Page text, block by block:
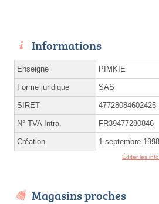
Informations
Enseigne PIMKIE
Forme juridique SAS
SIRET 47728084602425
N° TVA Intra. FR39477280846
Création 1 septembre 1998
Éditer les
Magasins proches